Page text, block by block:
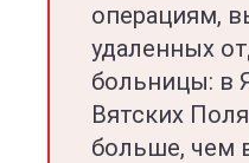
операциям,
удаленных
больницы: в
Вятских
больше, чем